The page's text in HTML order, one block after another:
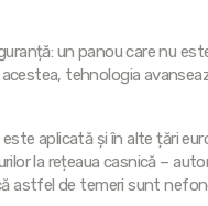
un panou care nu
tehnologia
aplicată și în alte țări
la rețeaua casnică –
astfel de temeri sunt